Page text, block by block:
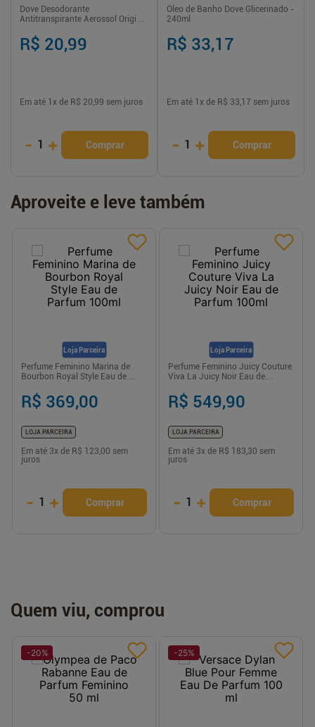
Dove Desodorante
Antitranspirante Aerossol Original
prolongada
R$ 20,99
Em até 1 x de R$ 20,99 sem juros
- 1 + Comprar
Óleo de Banho Dove Glicerinado -
240ml
R$ 33,17
Em até 1 x de R$ 33,17 sem juros
- 1 + Comprar
Aproveite e leve também
Loja Parceira
Perfume Feminino Marina de
Bourbon Royal Style Eau de
R$ 369,00
LOJA PARCEIRA
Em até 3x de R$ 123,00 sem
juros
- 1 + Comprar
Loja Parceira
Perfume Feminino Juicy Couture
Viva La Juicy Noir Eau de
R$ 549,90
LOJA PARCEIRA
Em até 3x de R$ 183,30 sem
juros
- 1 + Comprar
Quem viu, comprou
-20% -25%